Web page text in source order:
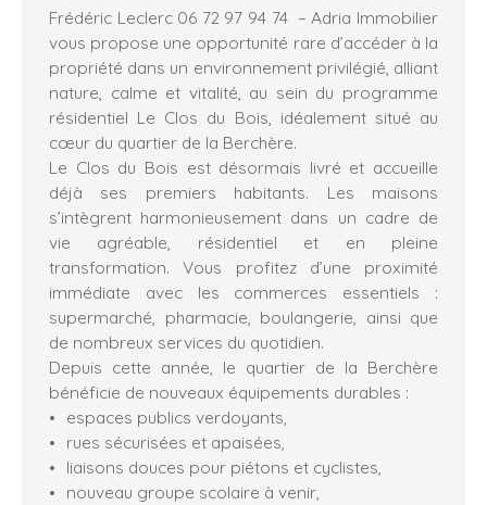
Frédéric Leclerc 06 72 97 94 74 – Adria Immobilier
vous propose une opportunité rare d’accéder à la
propriété dans un environnement privilégié, alliant
nature, calme et vitalité, au sein du programme
résidentiel Le Clos du Bois, idéalement situé au
cœur du quartier de la Berchère.
Le Clos du Bois est désormais livré et accueille
déjà ses premiers habitants. Les maisons
s’intègrent harmonieusement dans un cadre de
vie agréable, résidentiel et en pleine
transformation. Vous profitez d’une proximité
immédiate avec les commerces essentiels :
supermarché, pharmacie, boulangerie, ainsi que
de nombreux services du quotidien.
Depuis cette année, le quartier de la Berchère
bénéficie de nouveaux équipements durables :
espaces publics verdoyants,
rues sécurisées et apaisées,
liaisons douces pour piétons et cyclistes,
nouveau groupe scolaire à venir,